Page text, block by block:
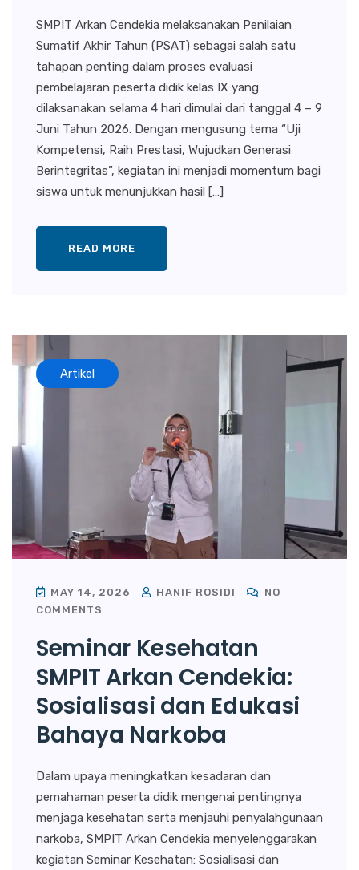
SMPIT Arkan Cendekia melaksanakan Penilaian
Sumatif Akhir Tahun (PSAT) sebagai salah satu
tahapan penting dalam proses evaluasi
pembelajaran peserta didik kelas IX yang
dilaksanakan selama 4 hari dimulai dari tanggal 4 – 9
Juni Tahun 2026. Dengan mengusung tema “Uji
Kompetensi, Raih Prestasi, Wujudkan Generasi
Berintegritas”, kegiatan ini menjadi momentum bagi
siswa untuk menunjukkan hasil […]
READ MORE
Artikel
MAY 14, 2026 HANIF ROSIDI
NO
COMMENTS
Seminar Kesehatan
SMPIT Arkan Cendekia:
Sosialisasi dan Edukasi
Bahaya Narkoba
Dalam upaya meningkatkan kesadaran dan
pemahaman peserta didik mengenai pentingnya
menjaga kesehatan serta menjauhi penyalahgunaan
narkoba, SMPIT Arkan Cendekia menyelenggarakan
kegiatan Seminar Kesehatan: Sosialisasi dan